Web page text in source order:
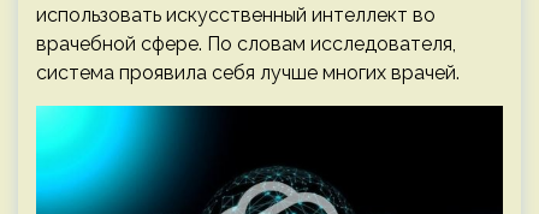
использовать искусственный интеллект во
врачебной сфере. По словам исследователя,
система проявила себя лучше многих врачей.